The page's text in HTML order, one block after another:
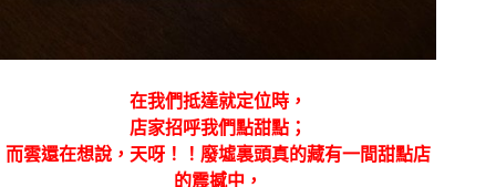
在我們抵達就定位時，
店家招呼我們點甜點；
而雲還在想說，天呀！！廢墟裏頭真的藏有一間甜點店
的震撼中，